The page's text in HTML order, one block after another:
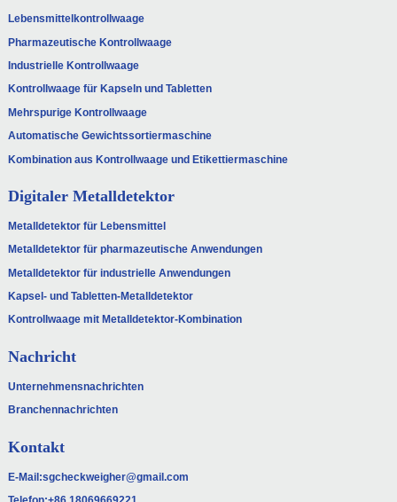
Lebensmittelkontrollwaage
Pharmazeutische Kontrollwaage
Industrielle Kontrollwaage
Kontrollwaage für Kapseln und Tabletten
Mehrspurige Kontrollwaage
Automatische Gewichtssortiermaschine
Kombination aus Kontrollwaage und Etikettiermaschine
Digitaler Metalldetektor
Metalldetektor für Lebensmittel
Metalldetektor für pharmazeutische Anwendungen
Metalldetektor für industrielle Anwendungen
Kapsel- und Tabletten-Metalldetektor
Kontrollwaage mit Metalldetektor-Kombination
Nachricht
Unternehmensnachrichten
Branchennachrichten
Kontakt
E-Mail:sgcheckweigher@gmail.com